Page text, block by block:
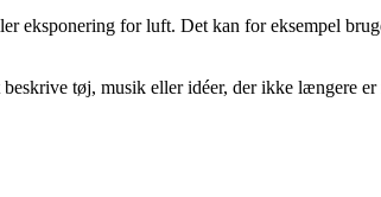
eksponering for luft. Det kan for eksempel
tøj, musik eller idéer, der ikke længere